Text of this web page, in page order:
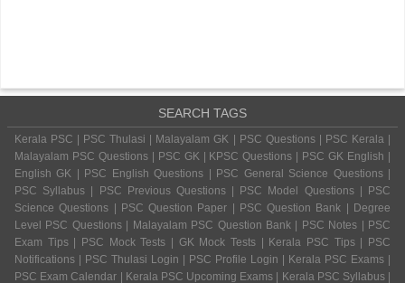
SEARCH TAGS
Kerala PSC | PSC Thulasi | Malayalam GK | PSC Questions | PSC Kerala |
Malayalam PSC Questions | PSC GK | KPSC Questions | PSC GK English |
English GK | PSC English Questions | PSC General Science Questions |
PSC Syllabus | PSC Previous Questions | PSC Model Questions | PSC
Science Questions | PSC Question Paper | PSC Question Bank | Degree
Level PSC Questions | Malayalam PSC Question Bank | PSC Notes | PSC
Exam Tips | PSC Mock Tests | GK Mock Tests | Kerala PSC Tips | PSC
Notifications | PSC Thulasi Login | PSC Profile Login | Kerala PSC Exams |
PSC Exam Calendar | Kerala PSC Upcoming Exams | Kerala PSC Syllabus |